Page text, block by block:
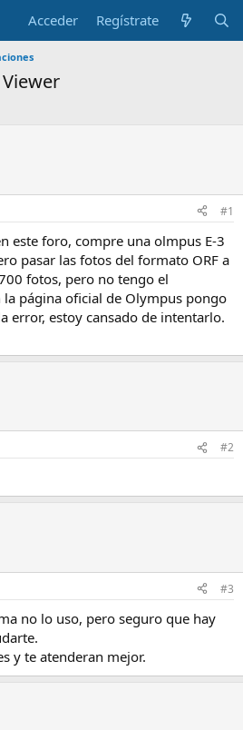
Acceder Regístrate
#1
este foro, compre una olmpus E-3
pasar las fotos del formato ORF a
fotos, pero no tengo el
página oficial de Olympus pongo
error, estoy cansado de intentarlo.
#2
#3
no lo uso, pero seguro que hay
y te atenderan mejor.